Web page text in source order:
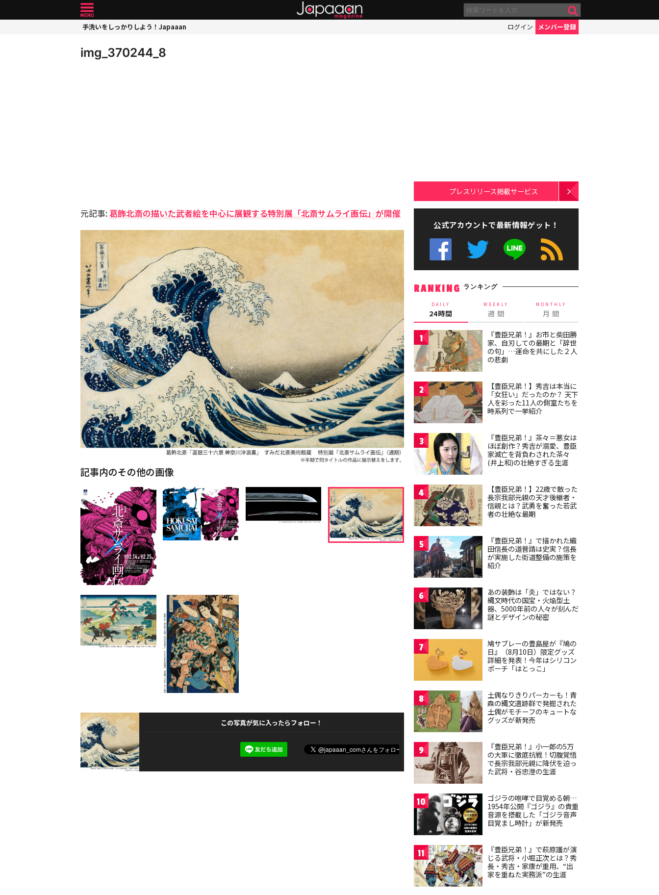
手洗いをしっかりしよう！Japaaan ログイン メンバー登録
img_370244_8
元記事:葛飾北斎の描いた武者絵を中心に展観する特別展「北斎サムライ画伝」が開催
記事内のその他の画像
この写真が気に入ったらフォロー！
プレスリリース掲載サービス
公式アカウントで最新情報ゲット！
RANKING ランキング
DAILY
24時間
WEEKLY
週 間
MONTHLY
月 間
1
『豊臣兄弟！』お市と柴田勝
家、自刃しての最期と「辞世
の句」…運命を共にした２人
の悲劇
2
【豊臣兄弟！】秀吉は本当に
「女狂い」だったのか？ 天下
人を彩った11人の側室たちを
時系列で一挙紹介
3
『豊臣兄弟！』茶々＝悪女は
ほぼ創作？秀吉が溺愛、豊臣
家滅亡を背負わされた茶々
(井上和)の壮絶すぎる生涯
4
【豊臣兄弟！】22歳で散った
長宗我部元親の天才後継者・
信親とは？武勇を奮った若武
者の壮絶な最期
5
『豊臣兄弟！』で描かれた織
田信長の道普請は史実？信長
が実施した街道整備の施策を
紹介
6
あの装飾は「炎」ではない？
縄文時代の国宝・火焔型土
器、5000年前の人々が刻んだ
謎とデザインの秘密
7
鳩サブレーの豊島屋が『鳩の
日』（8月10日）限定グッズ
詳細を発表！今年はシリコン
ポーチ「はとっこ」
8
土偶なりきりパーカーも！青
森の縄文遺跡群で発掘された
土偶がモチーフのキュートな
グッズが新発売
9
『豊臣兄弟！』小一郎の5万
の大軍に徹底抗戦！切腹覚悟
で長宗我部元親に降伏を迫っ
た武将・谷忠澄の生涯
10
ゴジラの咆哮で目覚める朝…
1954年公開『ゴジラ』の貴重
音源を搭載した「ゴジラ音声
目覚まし時計」が新発売
11
『豊臣兄弟！』で萩原護が演
じる武将・小堀正次とは？秀
長・秀吉・家康が重用、“出
家を重ねた実務派”の生涯